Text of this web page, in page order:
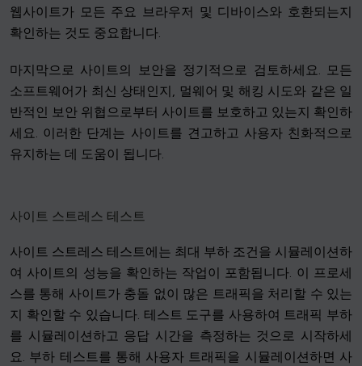
웹사이트가 모든 주요 브라우저 및 디바이스와 호환되는지
확인하는 것도 중요합니다.
마지막으로 사이트의 보안을 정기적으로 검토하세요. 모든
소프트웨어가 최신 상태인지, 멀웨어 및 해킹 시도와 같은 일
반적인 보안 위협으로부터 사이트를 보호하고 있는지 확인하
세요. 이러한 단계는 사이트를 견고하고 사용자 친화적으로
유지하는 데 도움이 됩니다.
사이트 스트레스 테스트
사이트 스트레스 테스트에는 최대 부하 조건을 시뮬레이션하
여 사이트의 성능을 확인하는 작업이 포함됩니다. 이 프로세
스를 통해 사이트가 충돌 없이 많은 트래픽을 처리할 수 있는
지 확인할 수 있습니다. 테스트 도구를 사용하여 트래픽 부하
를 시뮬레이션하고 응답 시간을 측정하는 것으로 시작하세
요. 부하 테스트를 통해 사용자 트래픽을 시뮬레이션하면 사